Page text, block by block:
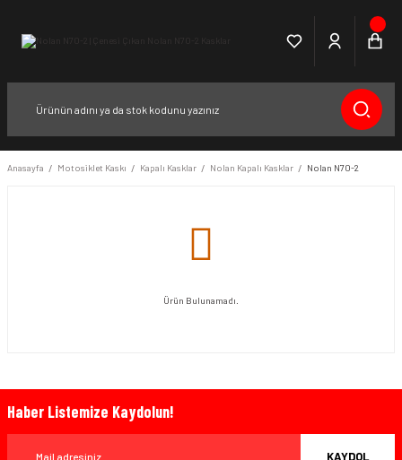
Anasayfa Motosiklet Kaskı Kapalı Kasklar Nolan Kapalı Kasklar Nolan N70-2
Ürün Bulunamadı.
Haber Listemize Kaydolun!
KAYDOL